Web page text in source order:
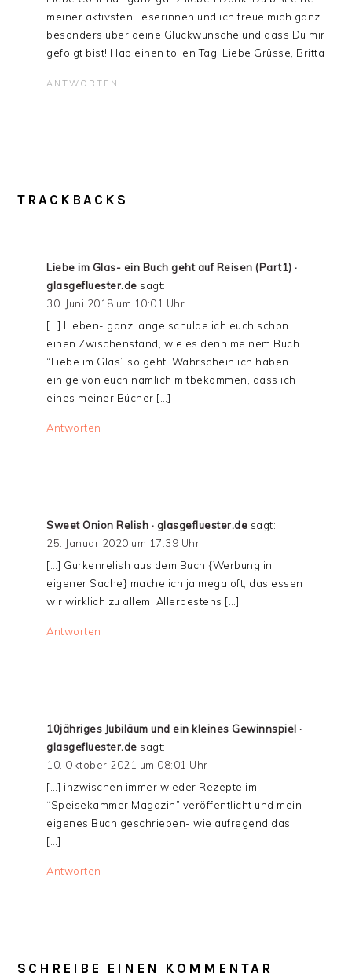
meiner aktivsten Leserinnen und ich freue mich ganz
besonders über deine Glückwünsche und dass Du mir
gefolgt bist! Hab einen tollen Tag! Liebe Grüsse, Britta
ANTWORTEN
TRACKBACKS
Liebe im Glas- ein Buch geht auf Reisen (Part1) ·
glasgefluester.de sagt:
30. Juni 2018 um 10:01 Uhr
[…] Lieben- ganz lange schulde ich euch schon
einen Zwischenstand, wie es denn meinem Buch
“Liebe im Glas” so geht. Wahrscheinlich haben
einige von euch nämlich mitbekommen, dass ich
eines meiner Bücher […]
Antworten
Sweet Onion Relish · glasgefluester.de sagt:
25. Januar 2020 um 17:39 Uhr
[…] Gurkenrelish aus dem Buch {Werbung in
eigener Sache} mache ich ja mega oft, das essen
wir wirklich zu allem. Allerbestens […]
Antworten
10jähriges Jubiläum und ein kleines Gewinnspiel ·
glasgefluester.de sagt:
10. Oktober 2021 um 08:01 Uhr
[…] inzwischen immer wieder Rezepte im
“Speisekammer Magazin” veröffentlicht und mein
eigenes Buch geschrieben- wie aufregend das
[…]
Antworten
SCHREIBE EINEN KOMMENTAR